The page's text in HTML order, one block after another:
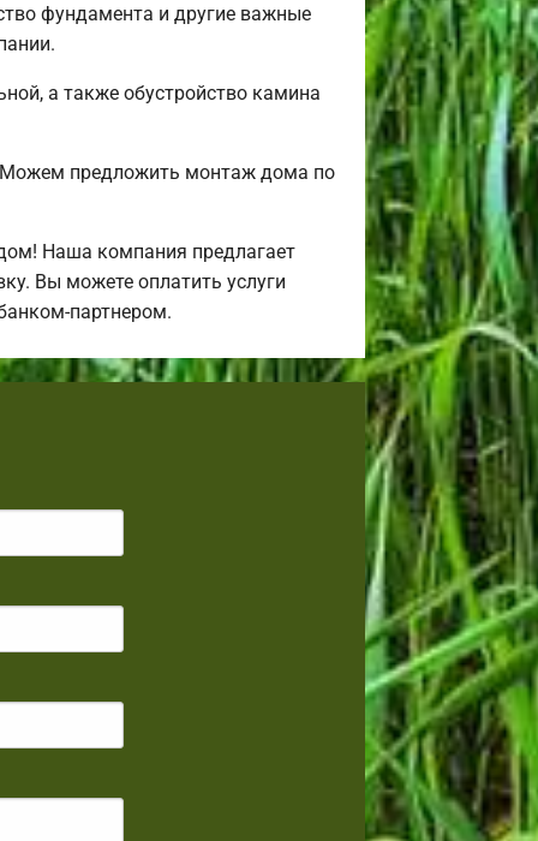
фундамента и другие важные
а также обустройство камина
Можем предложить монтаж дома по
Наша компания предлагает
Вы можете оплатить услуги
партнером.